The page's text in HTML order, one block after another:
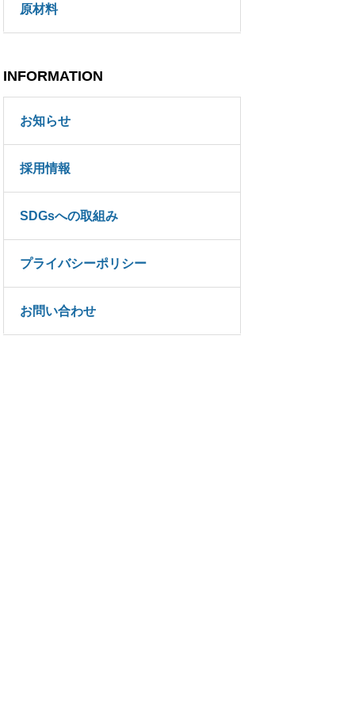
原材料
INFORMATION
お知らせ
採用情報
SDGsへの取組み
プライバシーポリシー
お問い合わせ